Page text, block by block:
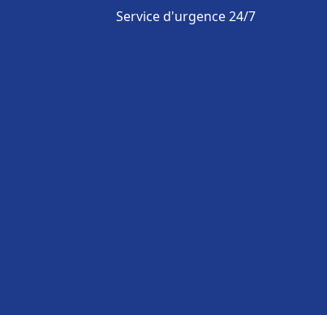
Service d'urgence 24/7